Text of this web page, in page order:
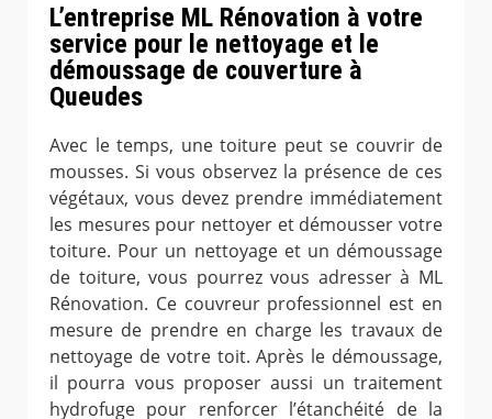
L’entreprise ML Rénovation à votre
service pour le nettoyage et le
démoussage de couverture à
Queudes
Avec le temps, une toiture peut se couvrir de
mousses. Si vous observez la présence de ces
végétaux, vous devez prendre immédiatement
les mesures pour nettoyer et démousser votre
toiture. Pour un nettoyage et un démoussage
de toiture, vous pourrez vous adresser à ML
Rénovation. Ce couvreur professionnel est en
mesure de prendre en charge les travaux de
nettoyage de votre toit. Après le démoussage,
il pourra vous proposer aussi un traitement
hydrofuge pour renforcer l’étanchéité de la